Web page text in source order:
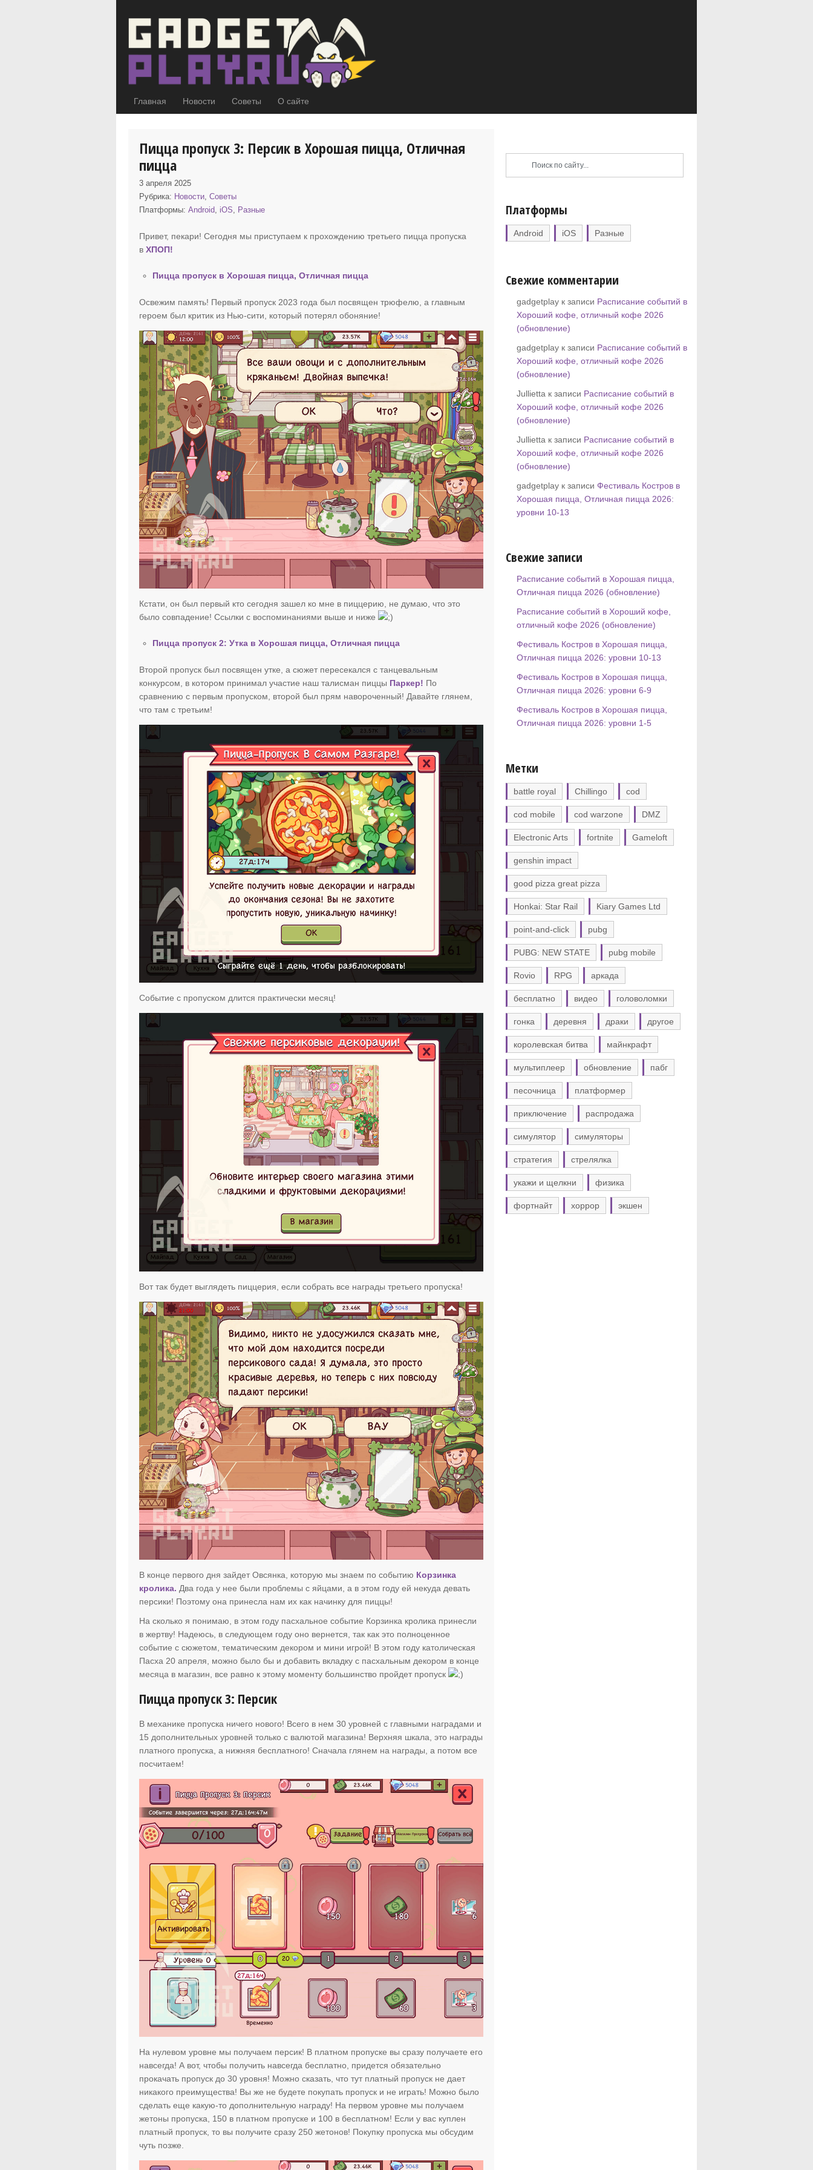
Главная Новости Советы О сайте
Пицца пропуск 3: Персик в Хорошая пицца, Отличная
пицца
3 апреля 2025
Рубрика: Новости,Советы
Платформы:Android, iOS, Разные
Привет, пекари! Сегодня мы приступаем к прохождению третьего пицца пропуска
вХПОП!
Пицца пропуск в Хорошая пицца, Отличная пицца
Освежим память! Первый пропуск 2023 года был посвящен трюфелю, а главным
героем был критик из Нью-сити, который потерял обоняние!
Кстати, он был первый кто сегодня зашел ко мне в пиццерию, не думаю, что это
было совпадение! Ссылки с воспоминаниями выше и ниже
Пицца пропуск 2: Утка в Хорошая пицца, Отличная пицца
Второй пропуск был посвящен утке, а сюжет пересекался с танцевальным
конкурсом, в котором принимал участие наш талисман пиццы Паркер! По
сравнению с первым пропуском, второй был прям навороченный! Давайте глянем,
что там с третьим!
Событие с пропуском длится практически месяц!
Вот так будет выглядеть пиццерия, если собрать все награды третьего пропуска!
В конце первого дня зайдет Овсянка, которую мы знаем по событию Корзинка
кролика. Два года у нее были проблемы с яйцами, а в этом году ей некуда девать
персики! Поэтому она принесла нам их как начинку для пиццы!
На сколько я понимаю, в этом году пасхальное событие Корзинка кролика принесли
в жертву! Надеюсь, в следующем году оно вернется, так как это полноценное
событие с сюжетом, тематическим декором и мини игрой! В этом году католическая
Пасха 20 апреля, можно было бы и добавить вкладку с пасхальным декором в конце
месяца в магазин, все равно к этому моменту большинство пройдет пропуск
Пицца пропуск 3: Персик
В механике пропуска ничего нового! Всего в нем 30 уровней с главными наградами и
15 дополнительных уровней только с валютой магазина! Верхняя шкала, это награды
платного пропуска, а нижняя бесплатного! Сначала глянем на награды, а потом все
посчитаем!
На нулевом уровне мы получаем персик! В платном пропуске вы сразу получаете его
навсегда! А вот, чтобы получить навсегда бесплатно, придется обязательно
прокачать пропуск до 30 уровня! Можно сказать, что тут платный пропуск не дает
никакого преимущества! Вы же не будете покупать пропуск и не играть! Можно было
сделать еще какую-то дополнительную награду! На первом уровне мы получаем
жетоны пропуска, 150 в платном пропуске и 100 в бесплатном! Если у вас куплен
платный пропуск, то вы получите сразу 250 жетонов! Покупку пропуска мы обсудим
чуть позже.
Платформы
Android iOS Разные
Свежие комментарии
gadgetplay к записи Расписание событий в
Хороший кофе, отличный кофе 2026
(обновление)
gadgetplay к записи Расписание событий в
Хороший кофе, отличный кофе 2026
(обновление)
Jullietta к записи Расписание событий в
Хороший кофе, отличный кофе 2026
(обновление)
Jullietta к записи Расписание событий в
Хороший кофе, отличный кофе 2026
(обновление)
gadgetplay к записи Фестиваль Костров в
Хорошая пицца, Отличная пицца 2026:
уровни 10-13
Свежие записи
Расписание событий в Хорошая пицца,
Отличная пицца 2026 (обновление)
Расписание событий в Хороший кофе,
отличный кофе 2026 (обновление)
Фестиваль Костров в Хорошая пицца,
Отличная пицца 2026: уровни 10-13
Фестиваль Костров в Хорошая пицца,
Отличная пицца 2026: уровни 6-9
Фестиваль Костров в Хорошая пицца,
Отличная пицца 2026: уровни 1-5
Метки
battle royal Chillingo cod
cod mobile cod warzone DMZ
Electronic Arts fortnite Gameloft
genshin impact
good pizza great pizza
Honkai: Star Rail Kiary Games Ltd
point-and-click pubg
PUBG: NEW STATE pubg mobile
Rovio RPG аркада
бесплатно видео головоломки
гонка деревня драки другое
королевская битва майнкрафт
мультиплеер обновление пабг
песочница платформер
приключение распродажа
симулятор симуляторы
стратегия стрелялка
укажи и щелкни физика
фортнайт хоррор экшен